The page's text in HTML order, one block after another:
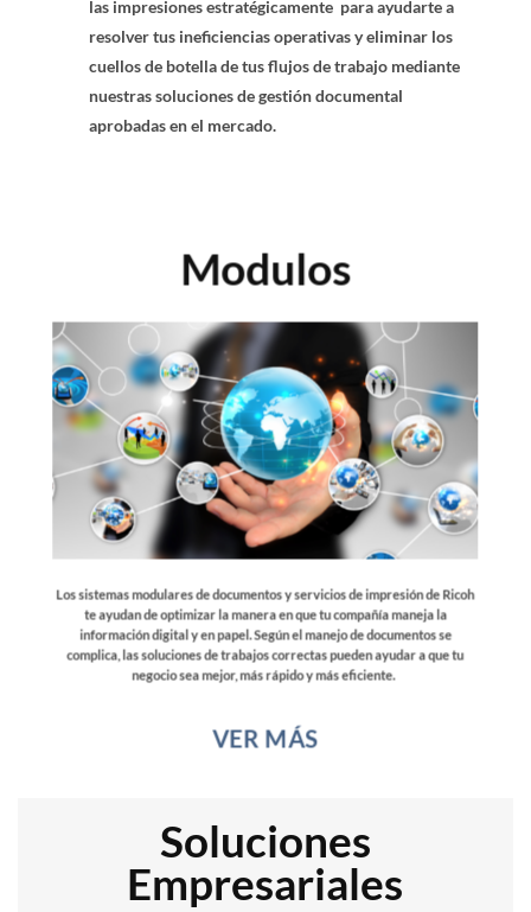
las impresiones estratégicamente para ayudarte a
resolver tus ineficiencias operativas y eliminar los
cuellos de botella de tus flujos de trabajo mediante
nuestras soluciones de gestión documental
aprobadas en el mercado.
Modulos
Los sistemas modulares de documentos y servicios de impresión de Ricoh
te ayudan de optimizar la manera en que tu compañía maneja la
información digital y en papel. Según el manejo de documentos se
complica, las soluciones de trabajos correctas pueden ayudar a que tu
negocio sea mejor, más rápido y más eficiente.
VER MÁS
Soluciones
Empresariales